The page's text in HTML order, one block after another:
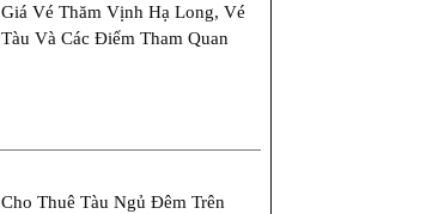
Giá Vé Thăm Vịnh Hạ Long, Vé
Tàu Và Các Điểm Tham Quan
Cho Thuê Tàu Ngủ Đêm Trên